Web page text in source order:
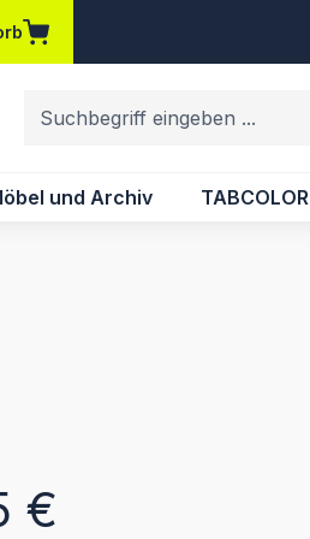
Merkzettel
und Archiv TABCOLOR
€